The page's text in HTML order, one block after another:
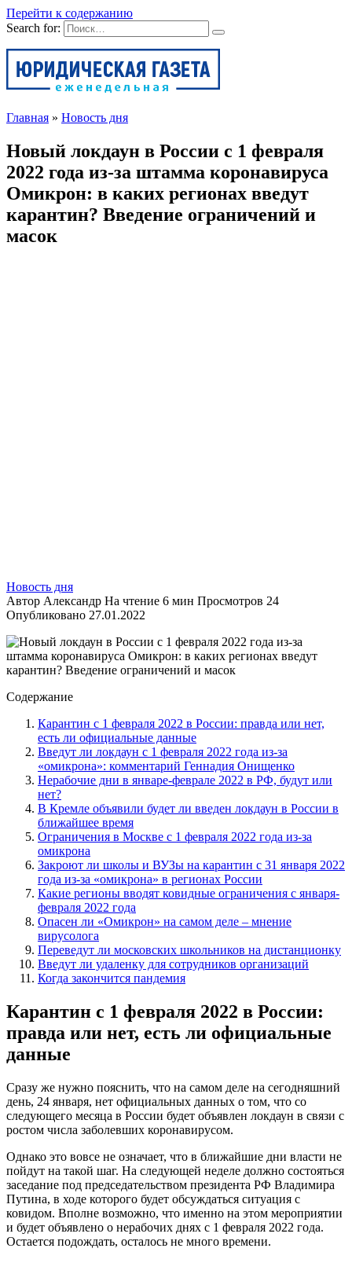
Перейти к содержанию
Search for:
Главная » Новость дня
Новый локдаун в России с 1 февраля
2022 года из-за штамма коронавируса
Омикрон: в каких регионах введут
карантин? Введение ограничений и
масок
Закроют ли школы и ВУЗы на карантин с 31 января 2022
года из-за «омикрона» в регионах России
Какие регионы вводят ковидные ограничения с января-
Опасен ли «Омикрон» на самом деле – мнение
вирусолога
Переведут ли московских школьников на дистанционку
Когда закончится пандемия
Карантин с 1 февраля 2022 в России:
правда или нет, есть ли официальные
данные
Сразу же нужно пояснить, что на самом деле на сегодняшний
день, 24 января, нет официальных данных о том, что со
следующего месяца в России будет объявлен локдаун в связи с
ростом числа заболевших коронавирусом.
Однако это вовсе не означает, что в ближайшие дни власти не
пойдут на такой шаг. На следующей неделе должно состояться
заседание под председательством президента РФ Владимира
Путина, в ходе которого будет обсуждаться ситуация с
ковидом. Вполне возможно, что именно на этом мероприятии
и будет объявлено о нерабочих днях с 1 февраля 2022 года.
Остается подождать, осталось не много времени.
Введут ли локдаун с 1 февраля 2022
года из-за «омикрона»: комментарий
Геннадия Онищенко
(РАО) Геннадий Онищенко порекомендовал не вводить режим
самоизоляции.
По словам доктора медицинских наук, не стоит с
режим самоизоляции. Но при этом желательно
изолировать ту категорию населения, которая до
сих пор не вакцинировалась.
Врач считает массовую изоляцию глупостью, так как она не
показала своей эффективности. А вот если ввести отдельные
ограничения и самоизоляцию для людей с хроническими